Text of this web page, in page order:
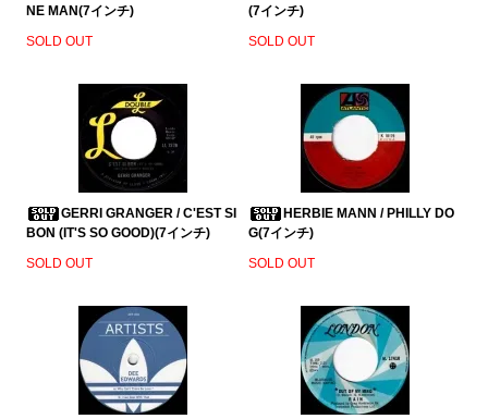
NE MAN(7インチ)
SOLD OUT
(7インチ)
SOLD OUT
GERRI GRANGER / C'EST SI
BON (IT'S SO GOOD)(7インチ)
SOLD OUT
HERBIE MANN / PHILLY DO
G(7インチ)
SOLD OUT